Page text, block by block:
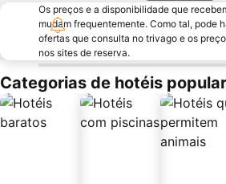
Os preços e a disponibilidade que
mudam frequentemente. Como tal, pode
ofertas que consulta no trivago e os
nos sites de reserva.
Categorias de hotéis